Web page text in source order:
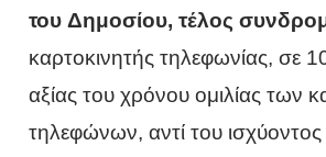
του Δημοσίου, τέλος
καρτοκινητής τηλεφωνίας, σε
αξίας του χρόνου ομιλίας των
τηλεφώνων, αντί του ισχύοντος